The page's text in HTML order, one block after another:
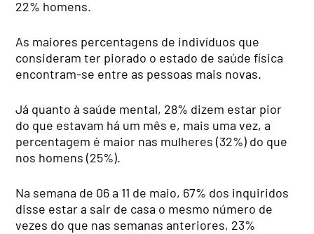
22% homens.
As maiores percentagens de indivíduos que
consideram ter piorado o estado de saúde física
encontram-se entre as pessoas mais novas.
Já quanto à saúde mental, 28% dizem estar pior
do que estavam há um mês e, mais uma vez, a
percentagem é maior nas mulheres (32%) do que
nos homens (25%).
Na semana de 06 a 11 de maio, 67% dos inquiridos
disse estar a sair de casa o mesmo número de
vezes do que nas semanas anteriores, 23%